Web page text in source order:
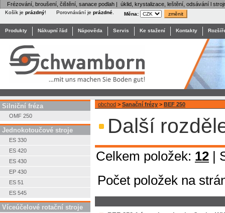
Frézování, broušení, čištění, sanace podlah | úklid, krystalizace, leštění, odsávání l
Košík je prázdný! Porovnávání je prázdné Měna:
Produkty Nákupní řád Nápověda Servis Ke stažení Kontakty
Silniční fréza
OMF 250
Jednokotoučové stroje
ES 330
ES 420
ES 430
EP 430
ES 51
ES 545
Víceúčelové rotační stroje
obchod > Sanační frézy > BEF 250
Další
Celkem položek: 12 |
Počet položek na